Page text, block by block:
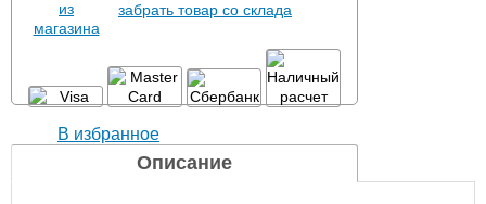
забрать товар со склада
В избранное
Описание